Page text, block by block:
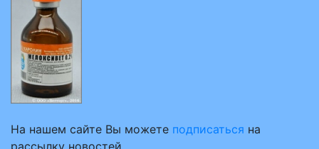
На нашем сайте Вы можете подписаться на
рассылку новостей.